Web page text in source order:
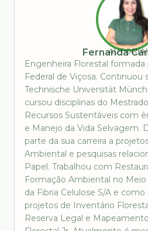
AUTOR(A)
Fernanda
Engenheira Florestal formada
Federal de Viçosa. Continuou
Technische Universität
cursou disciplinas do
Recursos Sustentáveis com
e Manejo da Vida Selvagem.
parte da sua carreira a
Ambiental e pesquisas
Papel. Trabalhou com
Formação Ambiental no
da Fibria Celulose S/A e
projetos de Inventário
Reserva Legal e